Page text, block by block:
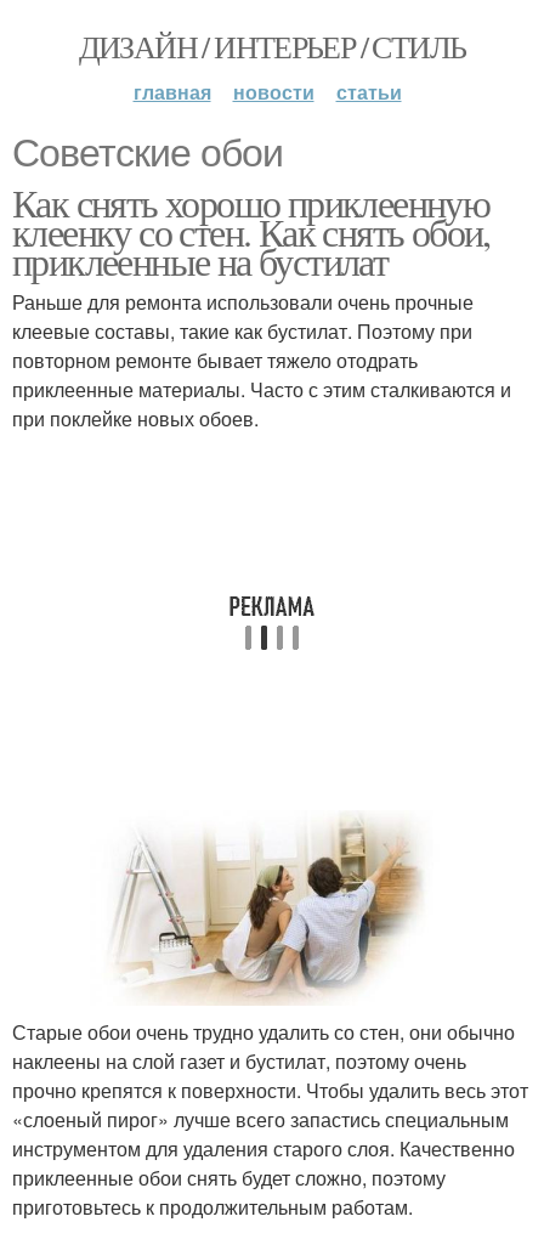
ДИЗАЙН / ИНТЕРЬЕР / СТИЛЬ
главная новости статьи
Советские обои
Как снять хорошо приклеенную
клеенку со стен. Как снять обои,
приклеенные на бустилат
Раньше для ремонта использовали очень прочные
клеевые составы, такие как бустилат. Поэтому при
повторном ремонте бывает тяжело отодрать
приклеенные материалы. Часто с этим сталкиваются и
при поклейке новых обоев.
Старые обои очень трудно удалить со стен, они обычно
наклеены на слой газет и бустилат, поэтому очень
прочно крепятся к поверхности. Чтобы удалить весь этот
«слоеный пирог» лучше всего запастись специальным
инструментом для удаления старого слоя. Качественно
приклеенные обои снять будет сложно, поэтому
приготовьтесь к продолжительным работам.